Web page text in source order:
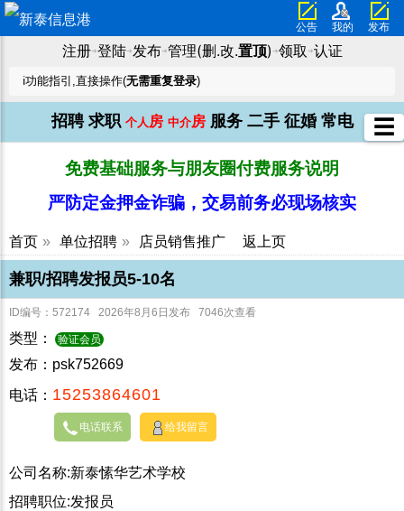
公告 我的 发布
注册➜登陆➜发布➜管理(删.改.置顶) ➜领取 ➜认证
ℹ️功能指引,直接操作(无需重复登录)
招聘 求职 个人 房 中介房 服务 二手 征婚 常电
免费基础服务与朋友圈付费服务说明
严防定金押金诈骗，交易前务必现场核实
首页 » 单位招聘 » 店员销售推广 返上页
兼职/招聘发报员5-10名
ID编号：572174 2026年8月6日发布 7046次查看
类型： 验证会员
发布：psk752669
电话： 15253864601
电话联系 给我留言
公司名称:新泰愫华艺术学校
招聘职位:发报员
☰